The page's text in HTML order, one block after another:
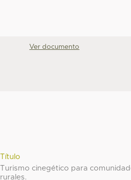
Ver documento
Título
Turismo cinegético para
rurales.